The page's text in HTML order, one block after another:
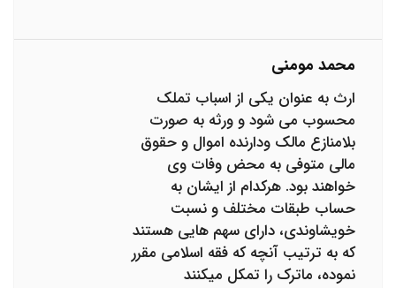
محمد مومنی
ارث به عنوان یکی از اسباب تملک
محسوب می شود و ورثه به صورت
بلامنازع مالک ودارنده اموال و حقوق
مالی متوفی به محض وفات وی
خواهند بود. هرکدام از ایشان به
حساب طبقات مختلف و نسبت
خویشاوندی، دارای سهم هایی هستند
که به ترتیب آنچه که فقه اسلامی مقرر
نموده، ماترک را تمکل میکنند